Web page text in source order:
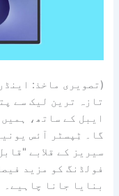
(تصویری ماخذ:
تازہ ترین لیک سے
ایبل کے ساتھ،
سیریز کے قلابے
فولڈنگ کو مزید
بنایا جانا چاہیے۔